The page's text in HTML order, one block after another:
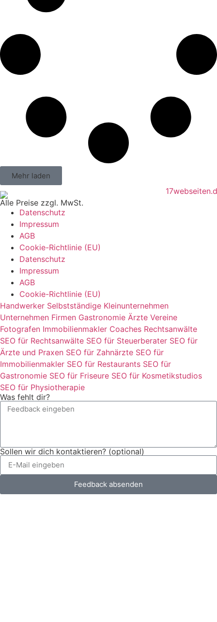
Mehr laden
Alle Preise zzgl. MwSt.
Datenschutz
Impressum
AGB
Cookie-Richtlinie (EU)
Datenschutz
Impressum
AGB
Cookie-Richtlinie (EU)
Handwerker Selbstständige Kleinunternehmen
Unternehmen Firmen Gastronomie Ärzte Vereine
Fotografen Immobilienmakler Coaches Rechtsanwälte
SEO für Rechtsanwälte SEO für Steuerberater SEO für
Ärzte und Praxen SEO für Zahnärzte SEO für
Immobilienmakler SEO für Restaurants SEO für
Gastronomie SEO für Friseure SEO für Kosmetikstudios
SEO für Physiotherapie
Was fehlt dir?
Sollen wir dich kontaktieren? (optional)
Feedback absenden